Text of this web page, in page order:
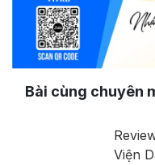
Bài cùng chuyên
Viện